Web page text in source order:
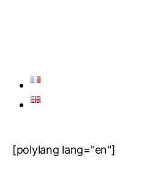
[polylang lang="en"]